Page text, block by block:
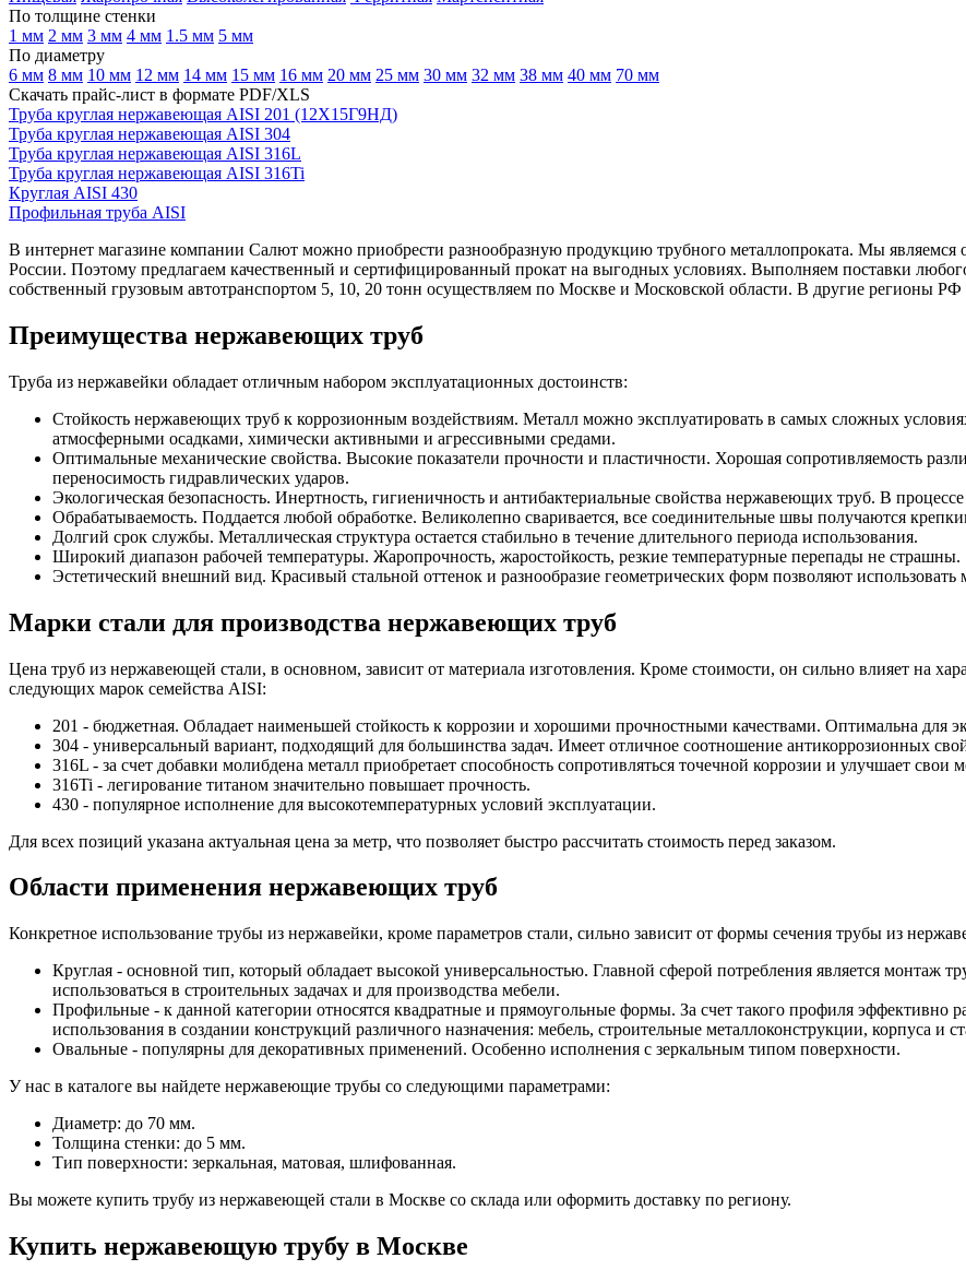
По толщине стенки
1 мм 2 мм 3 мм 4 мм 1.5 мм 5 мм
По диаметру
6 мм 8 мм 10 мм 12 мм 14 мм 15 мм 16 мм 20 мм 25 мм 30 мм 32 мм 38 мм 40 мм 70 мм
Скачать прайс-лист в формате PDF/XLS
Труба круглая нержавеющая AISI 201 (12Х15Г9НД)
Труба круглая нержавеющая AISI 304
Труба круглая нержавеющая AISI 316L
Труба круглая нержавеющая AISI 316Ti
Круглая AISI 430
Профильная труба AISI
В интернет магазине компании Салют можно приобрести разнообразную продукцию трубного металлопроката. Мы
России. Поэтому предлагаем качественный и сертифицированный прокат на выгодных условиях. Выполняем поставки
собственный грузовым автотранспортом 5, 10, 20 тонн осуществляем по Москве и Московской области. В другие регионы РФ
Преимущества нержавеющих труб
Труба из нержавейки обладает отличным набором эксплуатационных достоинств:
Стойкость нержавеющих труб к коррозионным воздействиям. Металл можно эксплуатировать в самых сложных
атмосферными осадками, химически активными и агрессивными средами.
Оптимальные механические свойства. Высокие показатели прочности и пластичности. Хорошая сопротивляемость
переносимость гидравлических ударов.
Экологическая безопасность. Инертность, гигиеничность и антибактериальные свойства нержавеющих труб. В
Обрабатываемость. Поддается любой обработке. Великолепно сваривается, все соединительные швы получаются
Долгий срок службы. Металлическая структура остается стабильно в течение длительного периода использования.
Широкий диапазон рабочей температуры. Жаропрочность, жаростойкость, резкие температурные перепады не страшны.
Эстетический внешний вид. Красивый стальной оттенок и разнообразие геометрических форм позволяют использовать
Марки стали для производства нержавеющих труб
Цена труб из нержавеющей стали, в основном, зависит от материала изготовления. Кроме стоимости, он сильно влияет на
следующих марок семейства AISI:
201 - бюджетная. Обладает наименьшей стойкость к коррозии и хорошими прочностными качествами. Оптимальна для
304 - универсальный вариант, подходящий для большинства задач. Имеет отличное соотношение антикоррозионных
316L - за счет добавки молибдена металл приобретает способность сопротивляться точечной коррозии и улучшает свои
316Ti - легирование титаном значительно повышает прочность.
430 - популярное исполнение для высокотемпературных условий эксплуатации.
Для всех позиций указана актуальная цена за метр, что позволяет быстро рассчитать стоимость перед заказом.
Области применения нержавеющих труб
Конкретное использование трубы из нержавейки, кроме параметров стали, сильно зависит от формы сечения трубы из
Круглая - основной тип, который обладает высокой универсальностью. Главной сферой потребления является
использоваться в строительных задачах и для производства мебели.
Профильные - к данной категории относятся квадратные и прямоугольные формы. За счет такого профиля эффективно
использования в создании конструкций различного назначения: мебель, строительные металлоконструкции, корпуса и
Овальные - популярны для декоративных применений. Особенно исполнения с зеркальным типом поверхности.
У нас в каталоге вы найдете нержавеющие трубы со следующими параметрами:
Диаметр: до 70 мм.
Толщина стенки: до 5 мм.
Тип поверхности: зеркальная, матовая, шлифованная.
Вы можете купить трубу из нержавеющей стали в Москве со склада или оформить доставку по региону.
Купить нержавеющую трубу в Москве